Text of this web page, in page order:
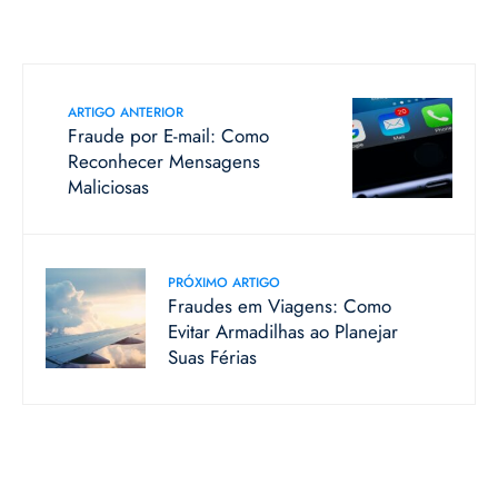
ARTIGO ANTERIOR
Fraude por E-mail: Como
Reconhecer Mensagens
Maliciosas
PRÓXIMO ARTIGO
Fraudes em Viagens: Como
Evitar Armadilhas ao Planejar
Suas Férias